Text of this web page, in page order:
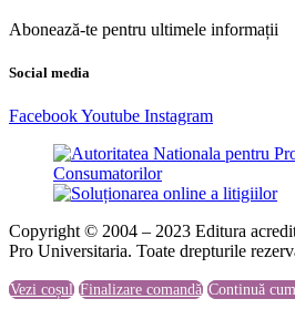
Abonează-te pentru ultimele informații
Social media
FacebookYoutube Instagram
Copyright © 2004 – 2023 Editura
Pro Universitaria. Toate drepturile
Vezi coșul Finalizare comandă Continuă